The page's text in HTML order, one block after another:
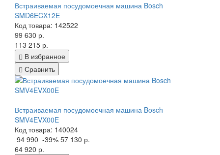
Встраиваемая посудомоечная машина Bosch
SMD6ECX12E
Код товара: 142522
99 630 р.
113 215 р.
В избранное
Сравнить
Встраиваемая посудомоечная машина Bosch
SMV4EVX00E
Код товара: 140024
94 990 -39% 57 130 р.
64 920 р.